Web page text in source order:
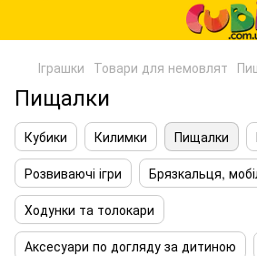
Іграшки Товари для немовлят
Пищалки
Кубики Килимки Пищалки
Розвиваючі ігри
Брязкальця,
Ходунки та толокари
Аксесуари по догляду за дитиною